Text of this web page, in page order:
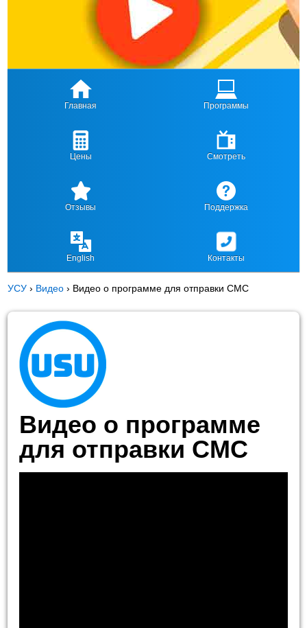
Главная Программы
Цены Смотреть
Отзывы Поддержка
English Контакты
УСУ › Видео › Видео о программе для отправки СМС
Видео о программе
для отправки СМС